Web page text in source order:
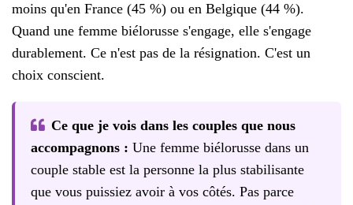
moins qu'en France (45 %) ou en Belgique (44 %).
Quand une femme biélorusse s'engage, elle s'engage
durablement. Ce n'est pas de la résignation. C'est un
choix conscient.
Ce que je vois dans les couples que nous
accompagnons : Une femme biélorusse dans un
couple stable est la personne la plus stabilisante
que vous puissiez avoir à vos côtés. Pas parce